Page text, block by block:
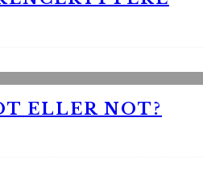
ELLER NOT?